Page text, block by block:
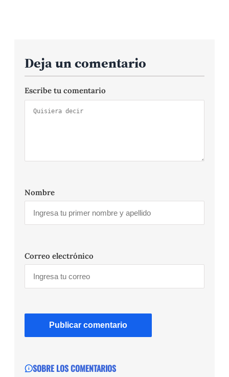
Deja un comentario
Escribe tu comentario
Nombre
Correo electrónico
SOBRE LOS COMENTARIOS